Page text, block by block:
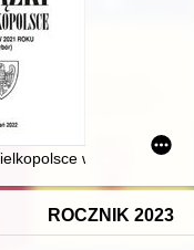
wydane w 2021
ROCZNIK 2023